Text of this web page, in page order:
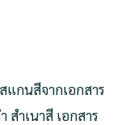
แกนสีจากเอกสาร
สำเนาสี เอกสาร